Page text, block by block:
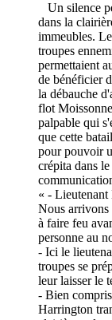
Un silence
dans la
immeubles.
troupes
permettaient
de bénéficier
la débauche
flot
palpable qui
que cette
pour pouvoir
crépita dans
« -
Nous arrivons
à faire feu
personne au
- Ici le
troupes se
leur laisser le
- Bien
Harrington